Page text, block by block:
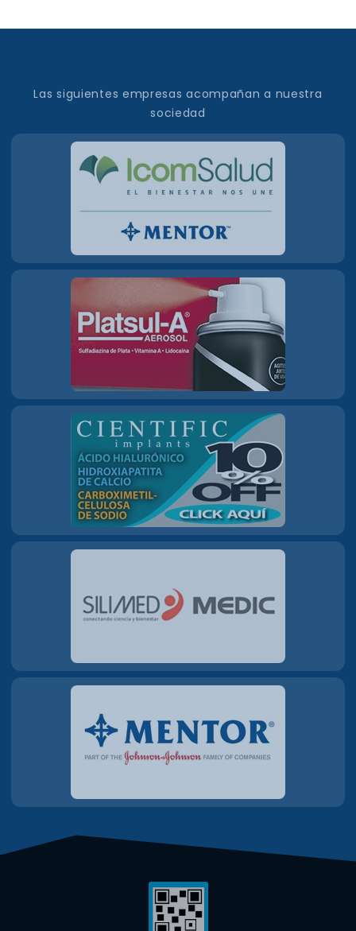
Las siguientes empresas acompañan a nuestra
sociedad